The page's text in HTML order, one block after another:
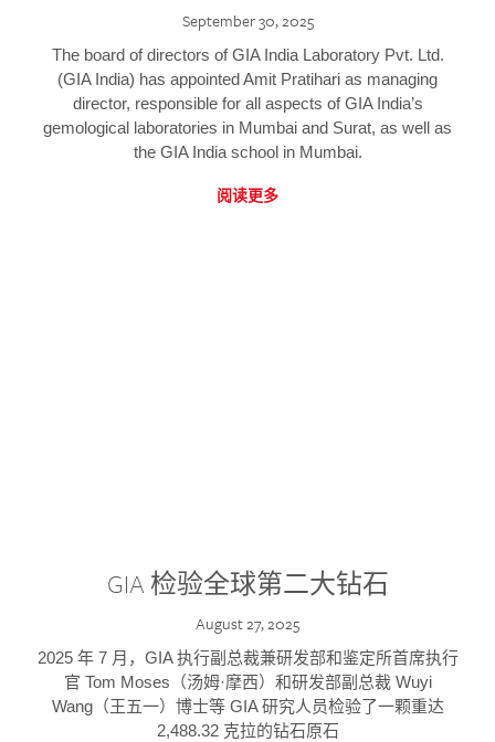
September 30, 2025
The board of directors of GIA India Laboratory Pvt. Ltd.
(GIA India) has appointed Amit Pratihari as managing
director, responsible for all aspects of GIA India’s
gemological laboratories in Mumbai and Surat, as well as
the GIA India school in Mumbai.
阅读更多
GIA 检验全球第二大钻石
August 27, 2025
2025 年 7 月，GIA 执行副总裁兼研发部和鉴定所首席执行
官 Tom Moses（汤姆·摩西）和研发部副总裁 Wuyi
Wang（王五一）博士等 GIA 研究人员检验了一颗重达
2,488.32 克拉的钻石原石